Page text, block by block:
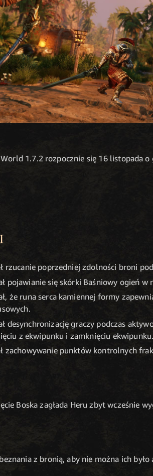
1.7.2 rozpocznie się 16 listopada o
rzucanie poprzedniej zdolności broni
pojawianie się skórki Baśniowy ogień w
że runa serca kamiennej formy
desynchronizację graczy podczas
z ekwipunku i zamknięciu ekwipunku.
zachowywanie punktów kontrolnych
Boska zagłada Heru zbyt wcześnie
z bronią, aby nie można ich